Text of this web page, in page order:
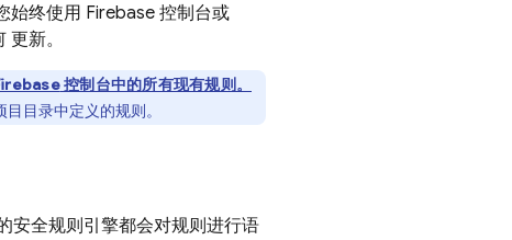
始终使用 Firebase 控制台或
新。
控制台中的所有现有规则。
目录中定义的规则。
安全规则引擎都会对规则进行语